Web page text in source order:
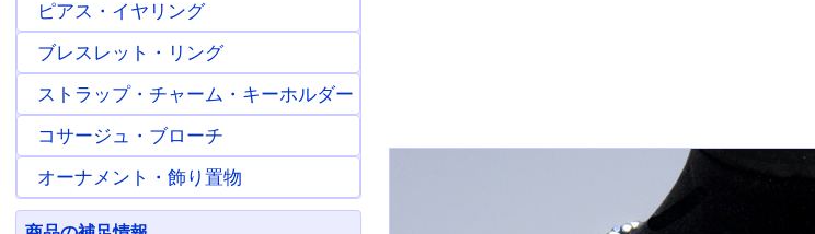
ピアス・イヤリング
ブレスレット・リング
ストラップ・チャーム・キーホルダー
コサージュ・ブローチ
オーナメント・飾り置物